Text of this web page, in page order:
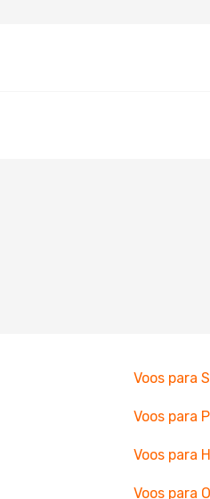
Voos para
Voos para
Voos para
Voos para